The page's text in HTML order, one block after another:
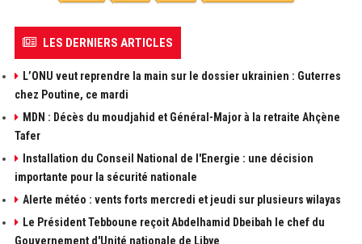
LES DERNIERS ARTICLES
L’ONU veut reprendre la main sur le dossier ukrainien : Guterres
chez Poutine, ce mardi
MDN : Décès du moudjahid et Général-Major à la retraite Ahçène
Tafer
Installation du Conseil National de l'Energie : une décision
importante pour la sécurité nationale
Alerte météo : vents forts mercredi et jeudi sur plusieurs wilayas
Le Président Tebboune reçoit Abdelhamid Dbeibah le chef du
Gouvernement d'Unité nationale de Libye